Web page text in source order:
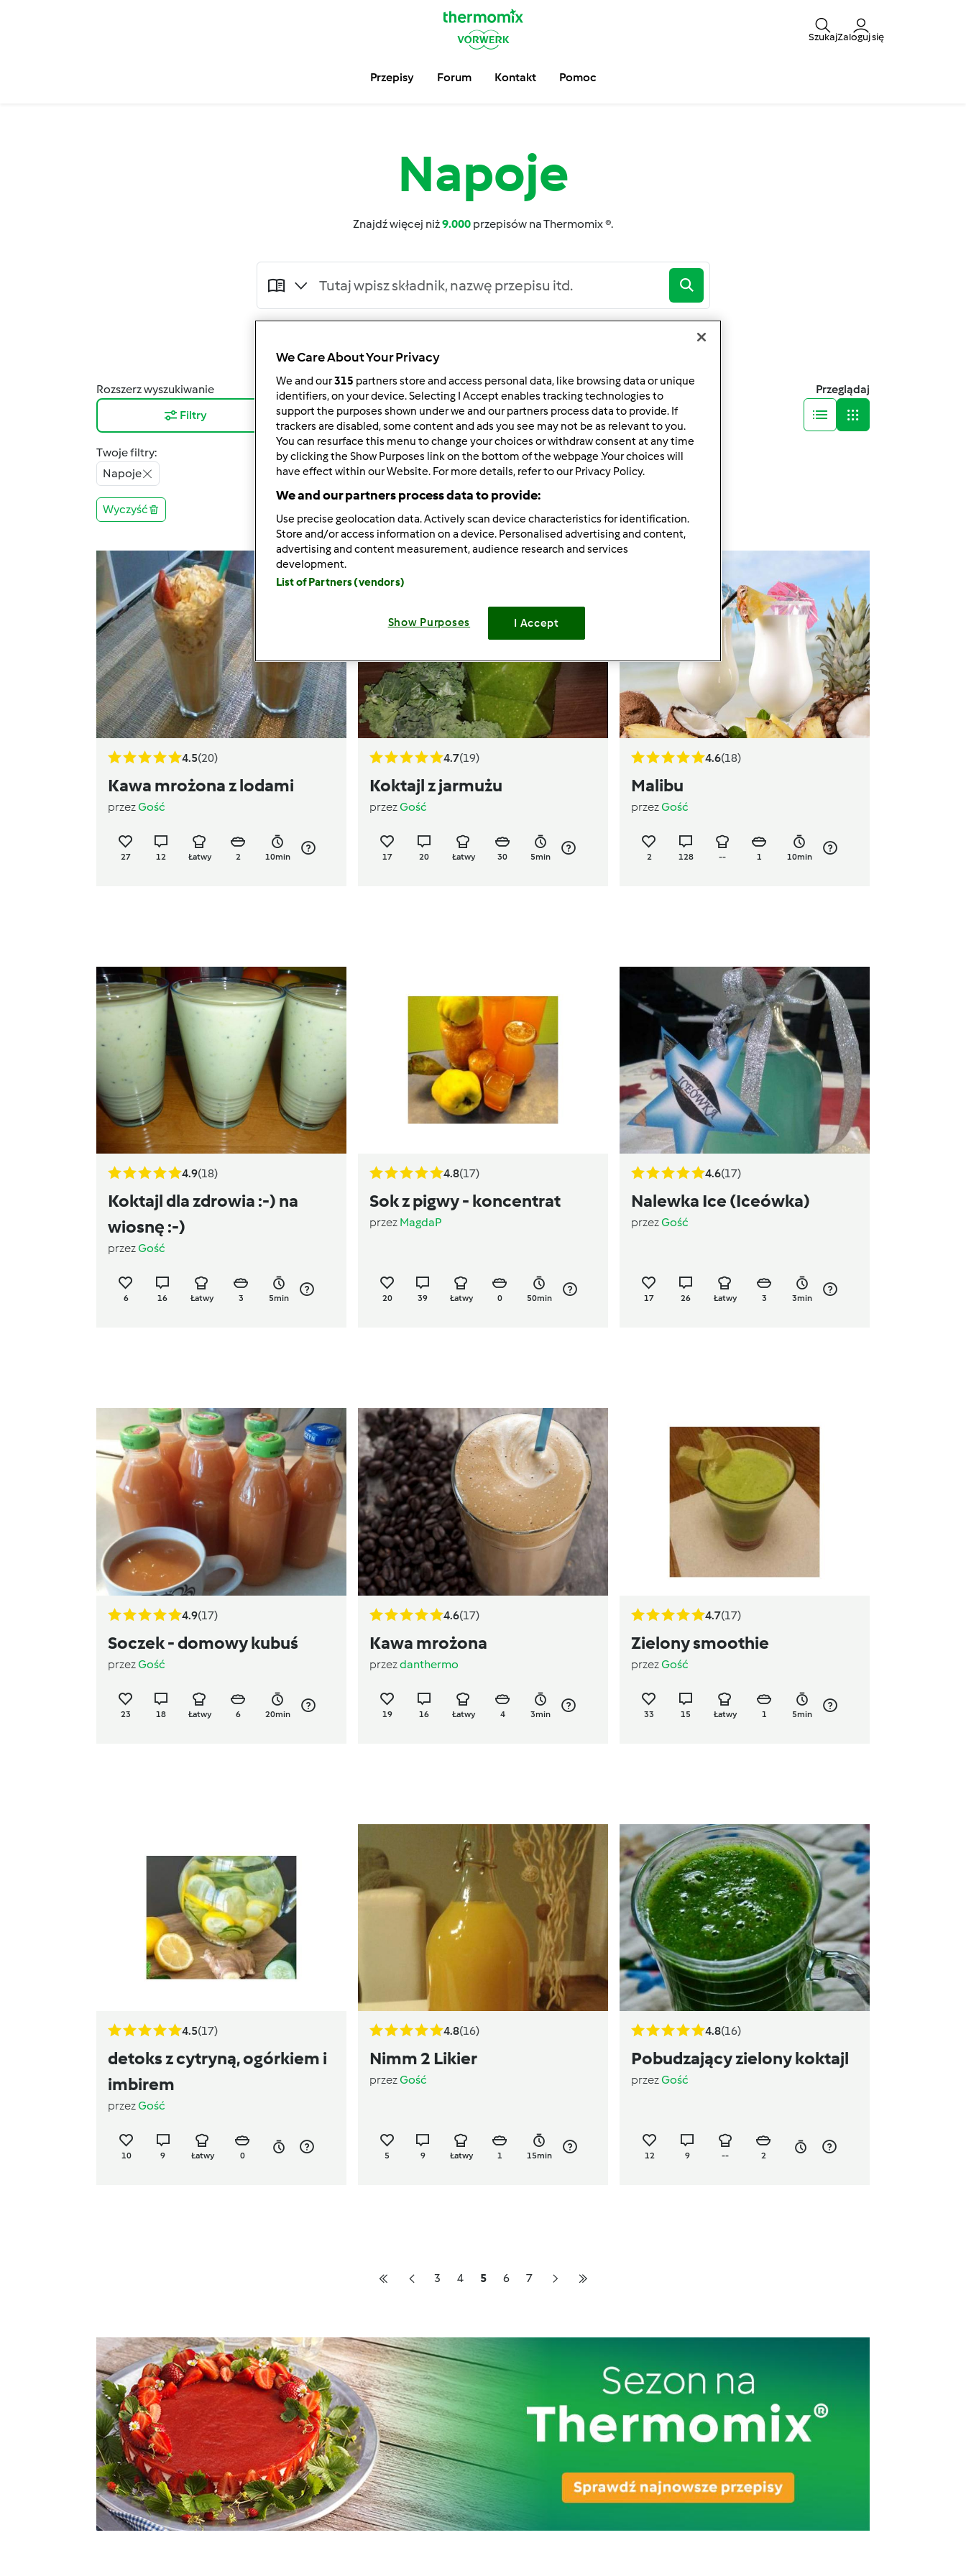
SzukajZaloguj się
Przepisy Forum Kontakt Pomoc
Napoje
Znajdź więcej niż9.000 przepisów na Thermomix ®.
Rozszerz wyszukiwanie
Filtry
Wyników na stronę:
12
Sortuj po:
Domyślny
Przeglądaj
Twoje filtry:
Napoje
Wyczyść
4.5(20)
Kawa mrożona z lodami
przezGość
27 12 Łatwy 2 10min
4.7(19)
Koktajl z jarmużu
przezGość
17 20 Łatwy 30 5min
4.6(18)
Malibu
przezGość
2 128 -- 1 10min
4.9(18)
Koktajl dla zdrowia :-) na
wiosnę :-)
przezGość
6 16 Łatwy 3 5min
4.8(17)
Sok z pigwy - koncentrat
przez MagdaP
20 39 Łatwy 0 50min
4.6(17)
Nalewka Ice (Iceówka)
przezGość
17 26 Łatwy 3 3min
4.9(17)
Soczek - domowy kubuś
przezGość
23 18 Łatwy 6 20min
4.6(17)
Kawa mrożona
przezdanthermo
19 16 Łatwy 4 3min
4.7(17)
Zielony smoothie
przezGość
33 15 Łatwy 1 5min
4.5(17)
detoks z cytryną, ogórkiem i
imbirem
przezGość
10 9 Łatwy 0
4.8(16)
Nimm 2 Likier
przezGość
5 9 Łatwy 1 15min
4.8(16)
Pobudzający zielony koktajl
przezGość
12 9 -- 2
3 4 5 6 7
We Care About Your Privacy
We and our315 partners store and access personal data, like browsing data or unique
identifiers, on your device. Selecting I Accept enables tracking technologies to
support the purposes shown under we and our partners process data to provide. If
trackers are disabled, some content and ads you see may not be as relevant to you.
You can resurface this menu to change your choices or withdraw consent at any time
by clicking the Show Purposes link on the bottom of the webpage .Your choices will
have effect within our Website. For more details, refer to our Privacy Policy.
We and our partners process data to provide:
Use precise geolocation data. Actively scan device characteristics for identification.
Store and/or access information on a device. Personalised advertising and content,
advertising and content measurement, audience research and services
development.
List of Partners (vendors)
Show Purposes I Accept